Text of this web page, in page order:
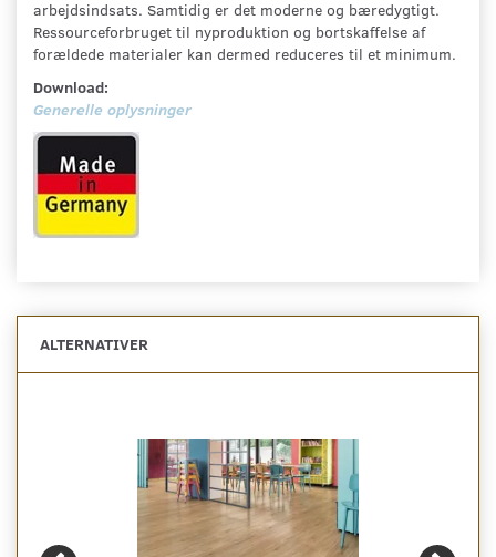
arbejdsindsats. Samtidig er det moderne og bæredygtigt.
Ressourceforbruget til nyproduktion og bortskaffelse af
forældede materialer kan dermed reduceres til et minimum.
Download:
Generelle oplysninger
ALTERNATIVER